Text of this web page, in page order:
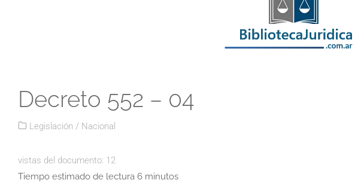
Decreto 552 – 04
Legislación / Nacional
vistas del documento: 12
Tiempo estimado de lectura 6 minutos